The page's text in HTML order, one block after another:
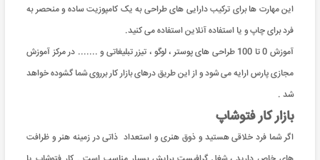
این مهارت ها برای ترکیب دارایی های طراحی به یک کامپوزیت ساده و منحصر به
فرد برای چاپ و یا استفاده آنلاین استفاده می کنید.
آموزش 0 تا 100 طراحی های پوستر ، لوگو ، تیزر تبلیغاتی و ....... در مرکز آموزش
مجازی پارس ارایه می شود و از این طریق درهای بازار کار برروی شما گشوده خواهد
شد .
بازار کار فتوشاپ
اگر شما فرد خلاقی هستید و ذوق هنری و استعداد ذاتی در زمینه هنر و ظرافت